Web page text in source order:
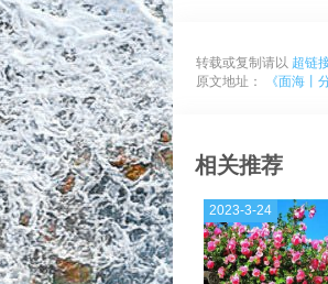
转载或复制请以 超链
原文地址：
《面海丨
相关推荐
2023-3-24